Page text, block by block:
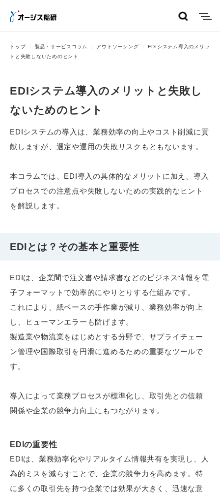
トップ 製品・サービスコラム アウトソーシング
EDIシステム導入のメリッ
トと失敗しないためのヒント
EDIシステム導入のメリットと失敗し
ないためのヒント
EDIシステムの導入は、業務効率の向上やコスト削減に貢
献しますが、選定や運用の失敗リスクもともないます。
本コラムでは、EDI導入の具体的なメリットに加え、導入
プロセスでの注意点や失敗しないための実践的なヒント
を解説します。
EDIとは？その基本と重要性
EDIは、企業間で注文書や請求書などのビジネス情報を電
子フォーマットで効率的にやりとりする仕組みです。
これにより、紙ベースの手作業が減り、業務効率が向上
し、ヒューマンエラーも防げます。
製造業や物流業をはじめとする分野で、サプライチェー
ン管理や国際取引を円滑に進めるための重要なツールで
す。
導入によって業務プロセスが標準化し、取引先との信頼
関係や企業の競争力向上にもつながります。
EDIの重要性
EDIは、業務効率化やリアルタイム情報共有を実現し、人
為的ミスを減らすことで、企業の競争力を高めます。特
に多くの取引先を持つ企業では効果が大きく、迅速な意